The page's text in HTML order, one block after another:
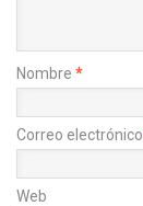
Nombre *
Correo electrónico
Web